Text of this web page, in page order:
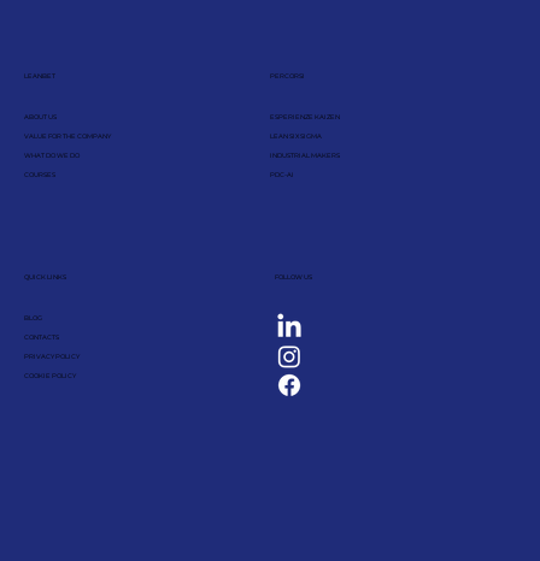
LEANBET
ABOUT US
VALUE FOR THE COMPANY
WHAT DO WE DO
COURSES
PERCORSI
ESPERIENZE KAIZEN
LEAN SIX SIGMA
INDUSTRIAL MAKERS
PDC-AI
QUICK LINKS
BLOG
CONTACTS
PRIVACY POLICY
COOKIE POLICY
FOLLOW US